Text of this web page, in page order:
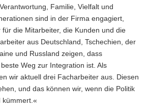
Familie, Vielfalt und
sind in der Firma engagiert,
die Mitarbeiter, die Kunden und die
aus Deutschland, Tschechien, der
und Russland zeigen, dass
Weg zur Integration ist. Als
wir aktuell drei Facharbeiter aus. Diesen
und das können wir, wenn die Politik
kümmert.«